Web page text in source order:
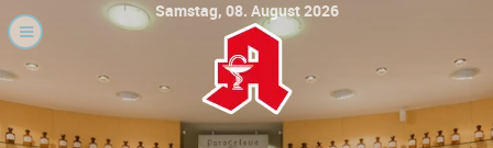
Samstag, 08. August 2026